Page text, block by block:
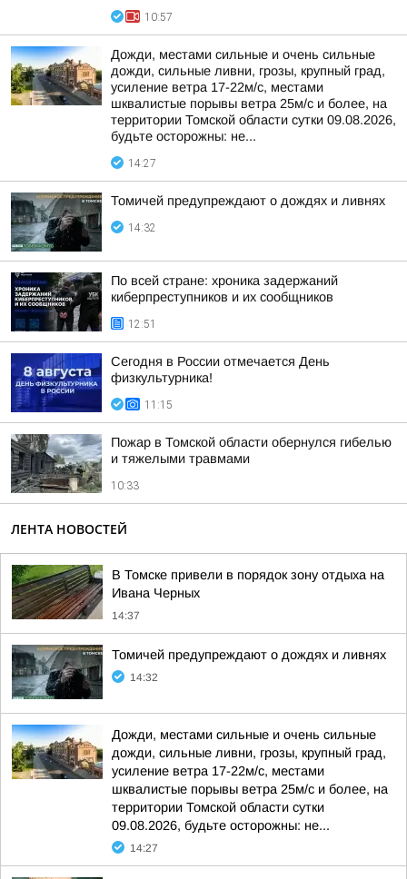
10:57
Дожди, местами сильные и очень сильные
дожди, сильные ливни, грозы, крупный град,
усиление ветра 17-22м/с, местами
шквалистые порывы ветра 25м/с и более, на
территории Томской области сутки 09.08.2026,
будьте осторожны: не...
14:27
Томичей предупреждают о дождях и ливнях
14:32
По всей стране: хроника задержаний
киберпреступников и их сообщников
12:51
Сегодня в России отмечается День
физкультурника!
11:15
Пожар в Томской области обернулся гибелью
и тяжелыми травмами
10:33
ЛЕНТА НОВОСТЕЙ
В Томске привели в порядок зону отдыха на
Ивана Черных
14:37
Томичей предупреждают о дождях и ливнях
14:32
Дожди, местами сильные и очень сильные
дожди, сильные ливни, грозы, крупный град,
усиление ветра 17-22м/с, местами
шквалистые порывы ветра 25м/с и более, на
территории Томской области сутки
09.08.2026, будьте осторожны: не...
14:27